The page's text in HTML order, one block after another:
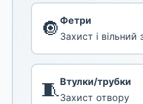
🔘 Фетри
Захист і вільний
🧵Втулки/трубки
Захист отвору